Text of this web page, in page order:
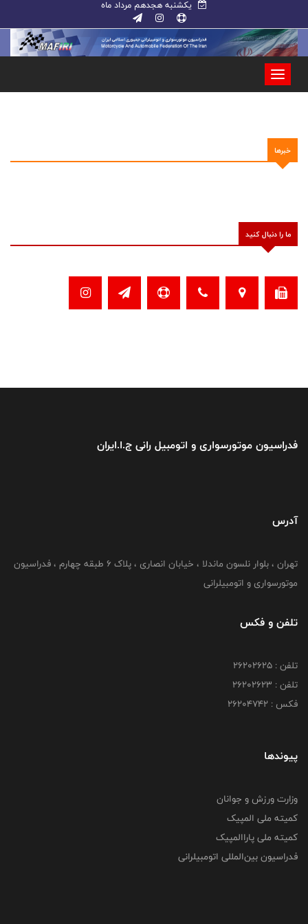
یکشنبه هجدهم مرداد ماه
خبرها
ما را دنبال کنید
فدراسیون موتورسواری و اتومبیل رانی ج.ا.ایران
آدرس
تهران ، بلوار نلسون ماندلا ، خیابان انصاری ، پلاک ۶ طبقه چهارم ، فدراسیون
موتورسواری و اتومبیلرانی
تلفن و فکس
تلفن : ۲۶۲۰۲۶۲۵
تلفن : ۲۶۲۰۲۶۲۳
فکس : ۲۶۲۰۴۷۴۲
پیوندها
وزارت ورزش و جوانان
کمیته ملی المپیک
کمیته ملی پاراالمپیک
فدراسیون بین‌المللی اتومبیلرانی